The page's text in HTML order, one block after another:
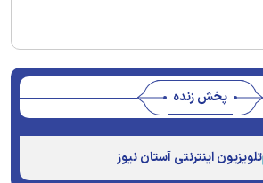
پخش زنده
تلویزیون اینترنتی آستان نیوز